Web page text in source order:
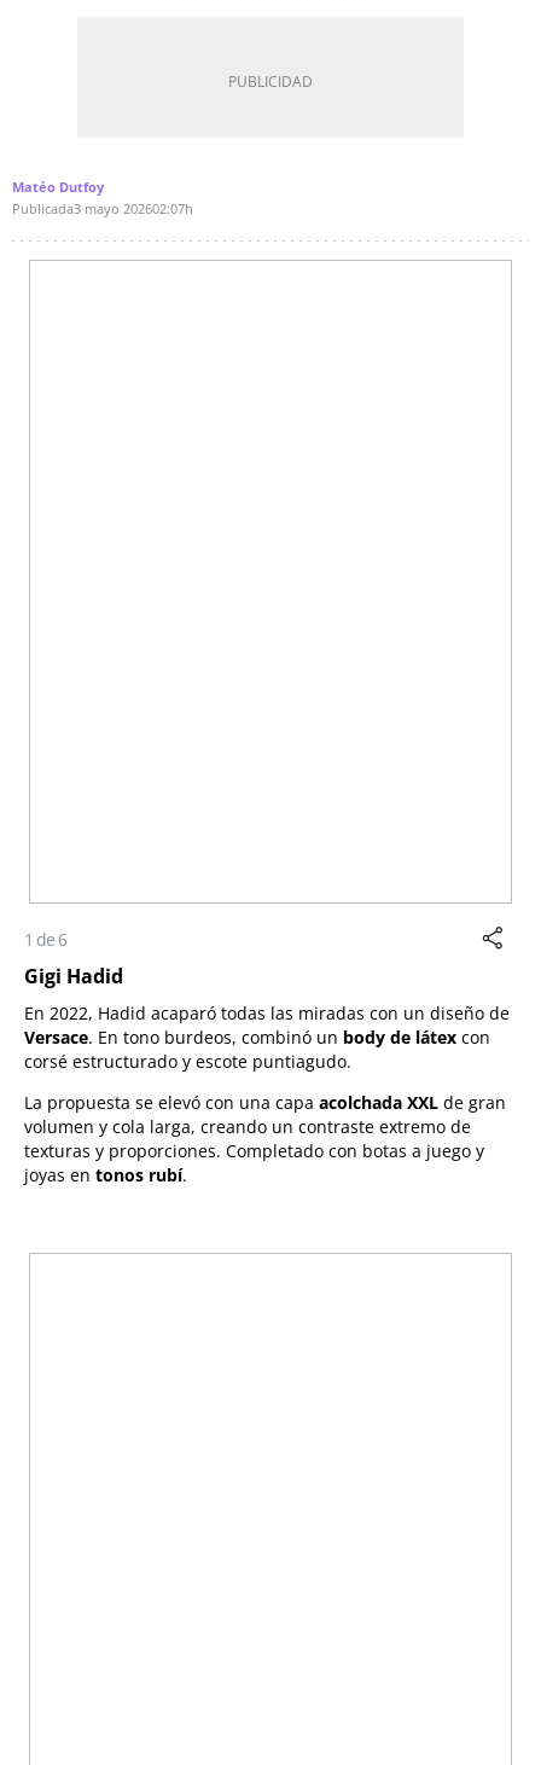
Matéo Dutfoy
Publicada3 mayo 202602:07h
1 de 6
Gigi Hadid
En 2022, Hadid acaparó todas las miradas con un diseño de
Versace. En tono burdeos, combinó un body de látex con
corsé estructurado y escote puntiagudo.
La propuesta se elevó con una capa acolchada XXL de gran
volumen y cola larga, creando un contraste extremo de
texturas y proporciones. Completado con botas a juego y
joyas en tonos rubí.